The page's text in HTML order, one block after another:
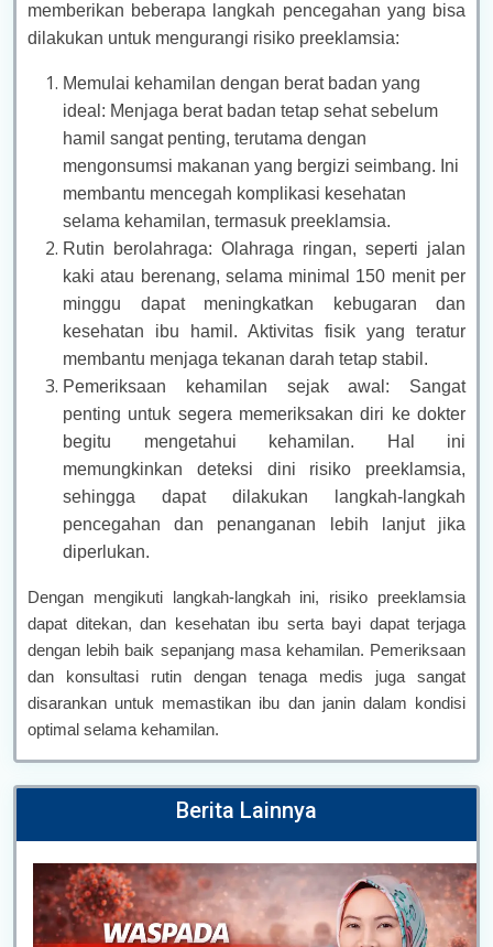
memberikan beberapa langkah pencegahan yang bisa
dilakukan untuk mengurangi risiko preeklamsia:
Memulai kehamilan dengan berat badan yang
ideal: Menjaga berat badan tetap sehat sebelum
hamil sangat penting, terutama dengan
mengonsumsi makanan yang bergizi seimbang. Ini
membantu mencegah komplikasi kesehatan
selama kehamilan, termasuk preeklamsia.
Rutin berolahraga: Olahraga ringan, seperti jalan
kaki atau berenang, selama minimal 150 menit per
minggu dapat meningkatkan kebugaran dan
kesehatan ibu hamil. Aktivitas fisik yang teratur
membantu menjaga tekanan darah tetap stabil.
Pemeriksaan kehamilan sejak awal: Sangat
penting untuk segera memeriksakan diri ke dokter
begitu mengetahui kehamilan. Hal ini
memungkinkan deteksi dini risiko preeklamsia,
sehingga dapat dilakukan langkah-langkah
pencegahan dan penanganan lebih lanjut jika
diperlukan.
Dengan mengikuti langkah-langkah ini, risiko preeklamsia
dapat ditekan, dan kesehatan ibu serta bayi dapat terjaga
dengan lebih baik sepanjang masa kehamilan. Pemeriksaan
dan konsultasi rutin dengan tenaga medis juga sangat
disarankan untuk memastikan ibu dan janin dalam kondisi
optimal selama kehamilan.
Berita Lainnya